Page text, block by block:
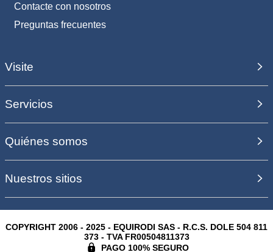
Contacte con nosotros
Preguntas frecuentes
Visite
Servicios
Quiénes somos
Nuestros sitios
COPYRIGHT 2006 - 2025 - EQUIRODI SAS - R.C.S. DOLE 504 811
373 - TVA FR00504811373
PAGO 100% SEGURO